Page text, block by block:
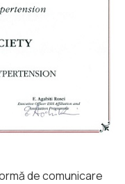
de comunicare